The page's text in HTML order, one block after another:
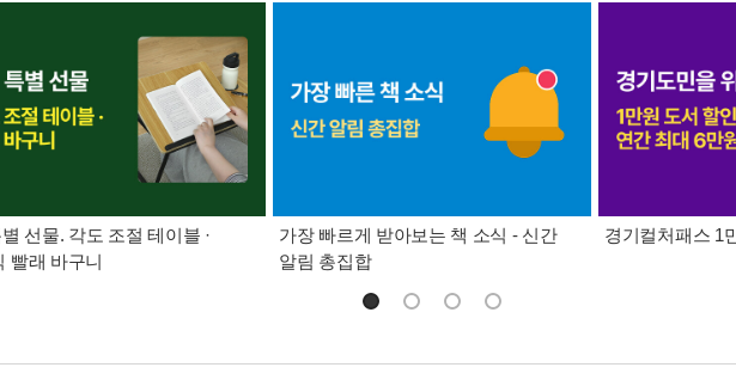
선물. 각도 조절 테이블 ·
빨래 바구니
가장 빠르게 받아보는 책 소식 - 신간
알림 총집합
경기컬처패스 1